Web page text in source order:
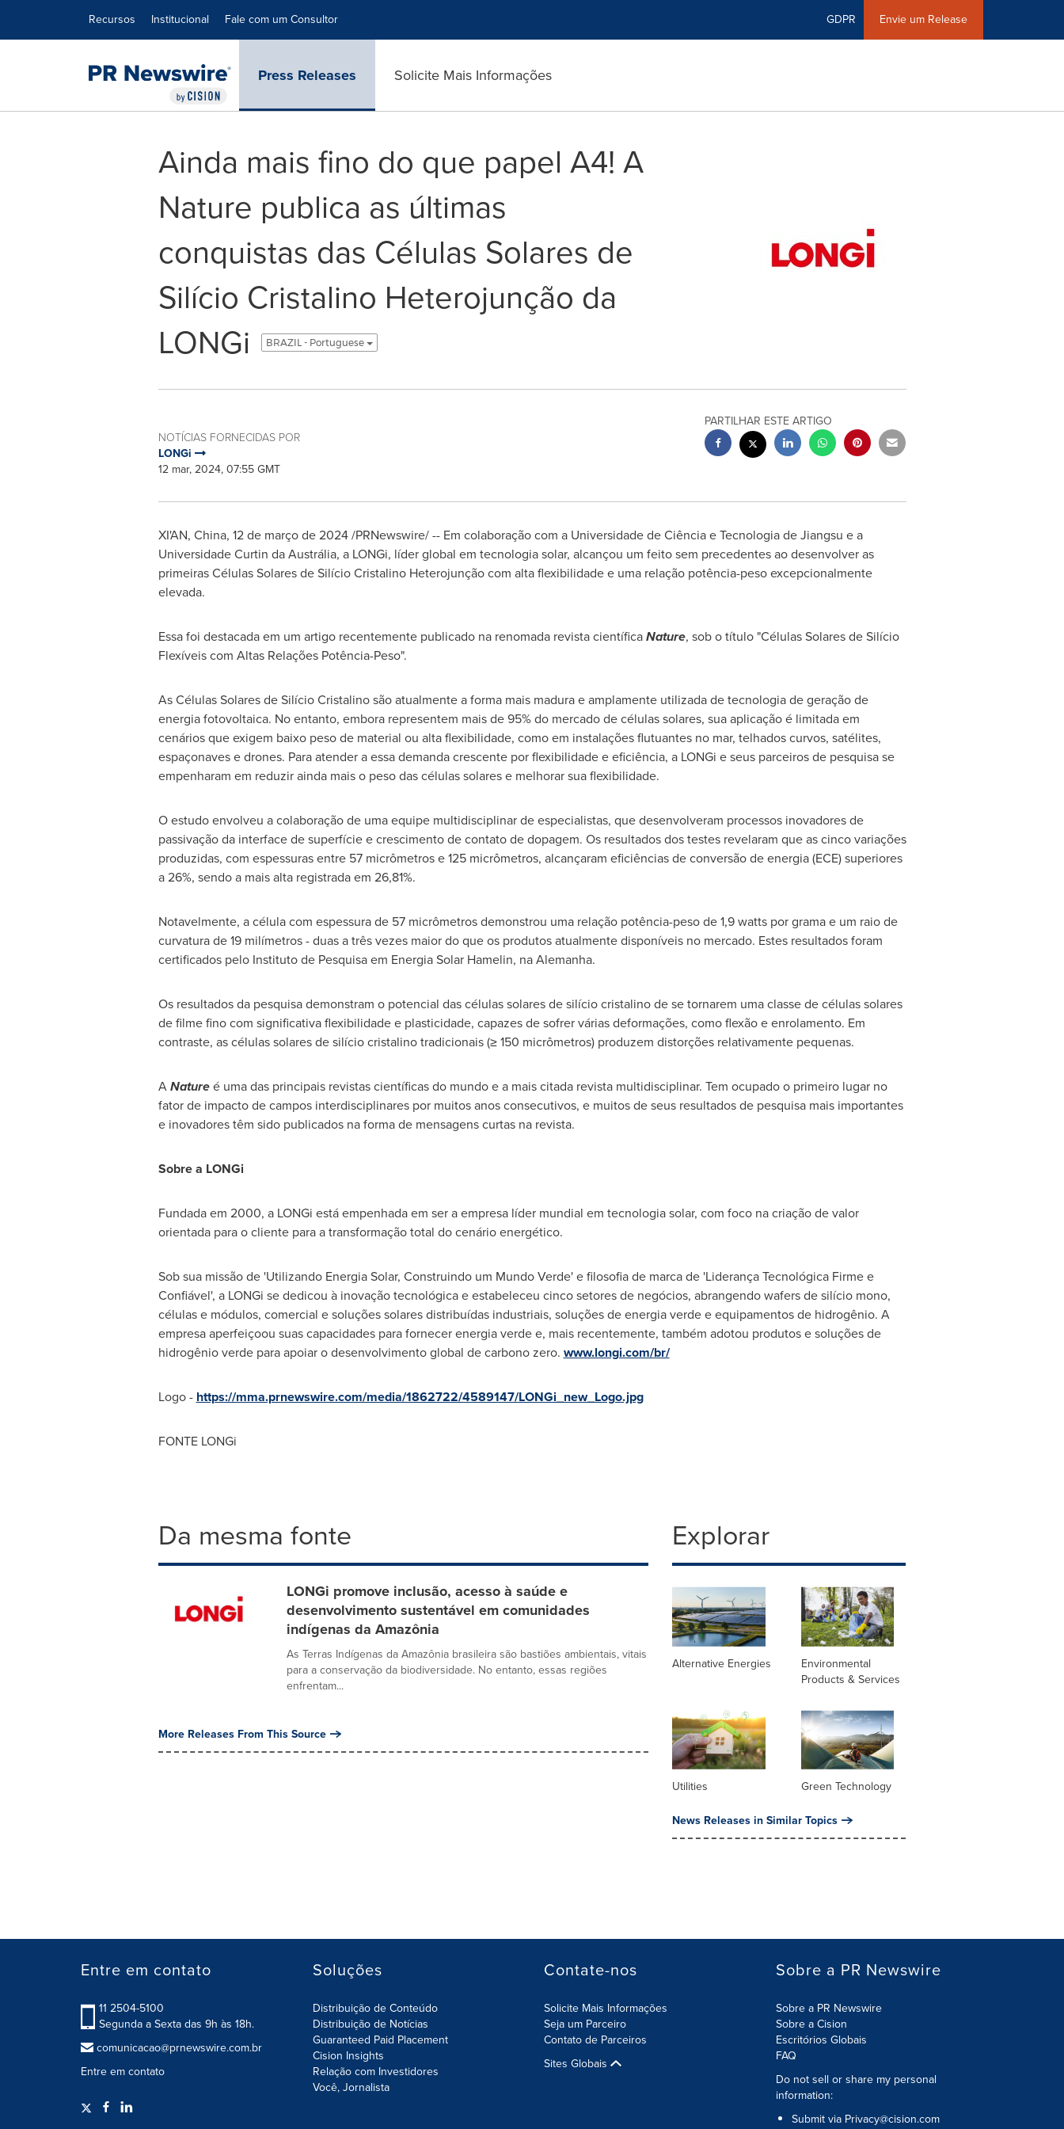
Recursos Institucional Fale com um Consultor GDPR Envie um Release
Press Releases Solicite Mais Informações
Ainda mais fino do que papel A4! A
Nature publica as últimas
conquistas das Células Solares de
Silício Cristalino Heterojunção da
LONGi
BRAZIL - Portuguese
NOTÍCIAS FORNECIDAS POR
LONGi
12 mar, 2024, 07:55 GMT
PARTILHAR ESTE ARTIGO
XI'AN, China, 12 de março de 2024/PRNewswire/ -- Em colaboração com a Universidade de Ciência e Tecnologia de Jiangsu e a
Universidade Curtin da Austrália, a LONGi, líder global em tecnologia solar, alcançou um feito sem precedentes ao desenvolver as
primeiras Células Solares de Silício Cristalino Heterojunção com alta flexibilidade e uma relação potência-peso excepcionalmente
elevada.
Essa foi destacada em um artigo recentemente publicado na renomada revista científicaNature, sob o título "Células Solares de Silício
Flexíveis com Altas Relações Potência-Peso".
As Células Solares de Silício Cristalino são atualmente a forma mais madura e amplamente utilizada de tecnologia de geração de
energia fotovoltaica. No entanto, embora representem mais de 95% do mercado de células solares, sua aplicação é limitada em
cenários que exigem baixo peso de material ou alta flexibilidade, como em instalações flutuantes no mar, telhados curvos, satélites,
espaçonaves e drones. Para atender a essa demanda crescente por flexibilidade e eficiência, a LONGi e seus parceiros de pesquisa se
empenharam em reduzir ainda mais o peso das células solares e melhorar sua flexibilidade.
O estudo envolveu a colaboração de uma equipe multidisciplinar de especialistas, que desenvolveram processos inovadores de
passivação da interface de superfície e crescimento de contato de dopagem. Os resultados dos testes revelaram que as cinco variações
produzidas, com espessuras entre 57 micrômetros e 125 micrômetros, alcançaram eficiências de conversão de energia (ECE) superiores
a 26%, sendo a mais alta registrada em 26,81%.
Notavelmente, a célula com espessura de 57 micrômetros demonstrou uma relação potência-peso de 1,9 watts por grama e um raio de
curvatura de 19 milímetros - duas a três vezes maior do que os produtos atualmente disponíveis no mercado. Estes resultados foram
certificados pelo Instituto de Pesquisa em Energia Solar Hamelin, na Alemanha.
Os resultados da pesquisa demonstram o potencial das células solares de silício cristalino de se tornarem uma classe de células solares
de filme fino com significativa flexibilidade e plasticidade, capazes de sofrer várias deformações, como flexão e enrolamento. Em
contraste, as células solares de silício cristalino tradicionais (≥ 150 micrômetros) produzem distorções relativamente pequenas.
ANatureé uma das principais revistas científicas do mundo e a mais citada revista multidisciplinar. Tem ocupado o primeiro lugar no
fator de impacto de campos interdisciplinares por muitos anos consecutivos, e muitos de seus resultados de pesquisa mais importantes
e inovadores têm sido publicados na forma de mensagens curtas na revista.
Sobre a LONGi
Fundada em 2000, a LONGi está empenhada em ser a empresa líder mundial em tecnologia solar, com foco na criação de valor
orientada para o cliente para a transformação total do cenário energético.
Sob sua missão de 'Utilizando Energia Solar, Construindo um Mundo Verde' e filosofia de marca de 'Liderança Tecnológica Firme e
Confiável', a LONGi se dedicou à inovação tecnológica e estabeleceu cinco setores de negócios, abrangendo wafers de silício mono,
células e módulos, comercial e soluções solares distribuídas industriais, soluções de energia verde e equipamentos de hidrogênio. A
empresa aperfeiçoou suas capacidades para fornecer energia verde e, mais recentemente, também adotou produtos e soluções de
hidrogênio verde para apoiar o desenvolvimento global de carbono zero. www.longi.com/br/
Logo - https://mma.prnewswire.com/media/1862722/4589147/LONGi_new_Logo.jpg
FONTE LONGi
Da mesma fonte
LONGi promove inclusão, acesso à saúde e
desenvolvimento sustentável em comunidades
indígenas da Amazônia
As Terras Indígenas da Amazônia brasileira são bastiões ambientais, vitais
para a conservação da biodiversidade. No entanto, essas regiões
enfrentam...
More Releases From This Source
Explorar
Alternative Energies
Environmental
Products & Services
Utilities Green Technology
News Releases in Similar Topics
Entre em contato
11 2504-5100
Segunda a Sexta das 9h às 18h.
comunicacao@prnewswire.com.br
Entre em contato
Soluções
Distribuição de Conteúdo
Distribuição de Notícias
Guaranteed Paid Placement
Cision Insights
Relação com Investidores
Você, Jornalista
Contate-nos
Solicite Mais Informações
Seja um Parceiro
Contato de Parceiros
Sites Globais
Sobre a PR Newswire
Sobre a PR Newswire
Sobre a Cision
Escritórios Globais
FAQ
Do not sell or share my personal
information:
Submit via Privacy@cision.com